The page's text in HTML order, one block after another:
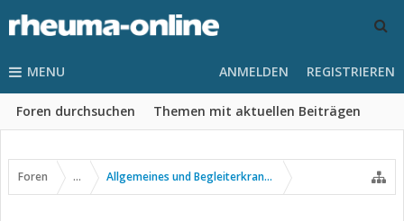
MENU
Foren durchsuchen Themen mit aktuellen Beiträgen
ANMELDEN REGISTRIEREN
Foren ... Allgemeines und Begleiterkrankungen